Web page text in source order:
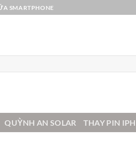
SMARTPHONE
QUỲNH AN SOLAR THAY PIN